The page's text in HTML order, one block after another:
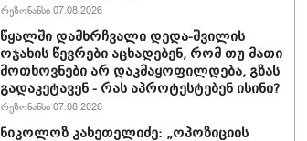
რეზონანსი 07.08.2026
წყალში დამხრჩვალი დედა-შვილის
ოჯახის წევრები აცხადებენ, რომ თუ მათი
მოთხოვნები არ დაკმაყოფილდება, გზას
გადაკეტავენ - რას აპროტესტებენ ისინი?
რეზონანსი 07.08.2026
ნიკოლოზ კახეთელიძე: „ოპოზიციის